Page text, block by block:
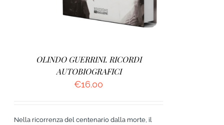
OLINDO GUERRINI. RICORDI
AUTOBIOGRAFICI
€16.00
Nella ricorrenza del centenario dalla morte, il